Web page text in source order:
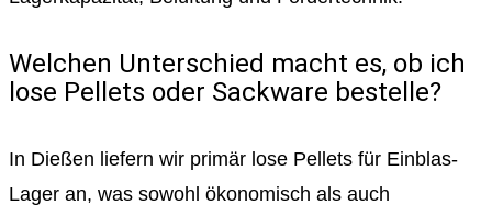
Welchen Unterschied macht es, ob ich
lose Pellets oder Sackware bestelle?
In Dießen liefern wir primär lose Pellets für Einblas-
Lager an, was sowohl ökonomisch als auch